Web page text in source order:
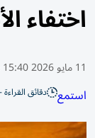
اختفاء
11 مايو 2026 15:40 مساء
استمع دقائق القراءة - 1